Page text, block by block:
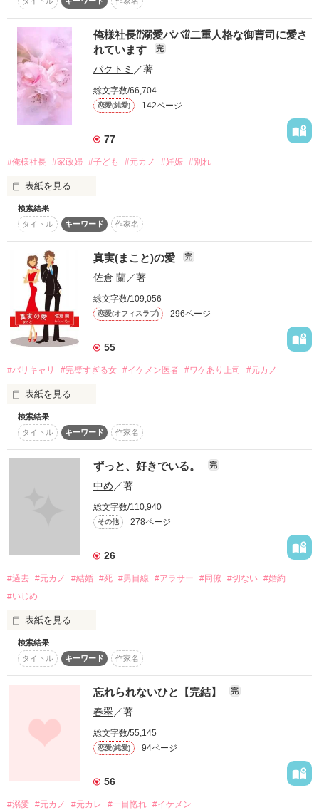
よろしくお願いします。
温かなレビュー、ありがとうございます。
うれしい励ましをいただき、書いてて良かったと思いました。
少しずつですが、、自分の書きたいことを
書き進めていこうと思っています。
これからも、よろしくお願いいたします。
レビューありがとうございます。
夫婦のいろいろな形をこれからも、書いていきたいので
ご感想を参考にさせていただきます。
これからもよろしくお願いいたします。
作品を読む
公開日【2022/09/08】
完結日【2022/10/05】
著者・ayano kosaka
*****　これより　*****
陸（夫）と結婚して
五年の歳月が過ぎ
私達は･････
とても・・・幸せで
そんは·····私達が····
········離れる···なんて･････
·····思っても･･･··
····いなかった······
「76作品目」
完結　致しました。
少しでも違和感や嫌悪感を
感じられましたら
直ぐに退出して下さい。
この内容で
良いと思われる方に
読んで頂けたらと
宜しくお願い致します。
******　これより　******
大好きなおば夫婦を亡くし
大好きだったピアノから
遠ざかってしまった天音
そのため、大学や教授に
迷惑をかけてしまう。
少しでもお役に立てればと
教授より頂いた仕事を受けた。
そこで出会った健人から
求愛されて結婚をする。
健人の父親は、
天音を認めていなかったが、
健人の母の助言で
だが、健人の父親は
自分の友人の娘をと
そこに陰謀が·····
天音を大切に出来なかった健人
悪巧みをする父親の泰人
それに加担する副島父娘
天音の祖母の怒りを買うことに。
作品を読む
俺様社長⁇溺愛パパ⁇二重人格な御曹司に愛さ
れています
完
パクトミ ／著
総文字数/66,704
恋愛(純愛) 142ページ
77
#俺様社長 #家政婦 #子ども #元カノ #妊娠 #別れ
表紙を見る
親友の紹介で3か月間家政婦の仕事を
する事になった
その家は大手会社の社長の家
社長は若く…しかも超が付くほどのイケメン
…しかし
性格に難あり(俺様男子)
3カ月耐えられるか⁇
「俺の事好きになるなよ！」
それが条件
*･゜ﾟ･*:.｡..｡.:*･':.｡. .｡.:*･゜ﾟ･**･゜ﾟ･*:.｡..｡.:*･*:.｡. .｡
バイトで生活している
大友颯大(そうだい)28歳
検索結果
タイトル
キーワード 作家名
真実(まこと)の愛 完
佐倉 蘭／著
総文字数/109,056
恋愛(オフィスラブ) 296ページ
55
#バリキャリ #完璧すぎる女 #イケメン医者 #ワケあり上司 #元カノ
表紙を見る
※「あなたの運命の人に逢わせてあげます」
「昼下がりの情事（よしなしごと）」
「偽装結婚はおさない恋の復活⁉︎」
「お見合いだけど恋することからはじめよう」
のネタバレになるため、気になる方は
そちらを先に読んでからお越しください
※  拙作のおススメ読書順は、プロフの
「公開リスト一覧」をご覧ください
ネット通販会社（株）ステーショナリーネットで
プロダクトデザイナーを担当するバリキャリ
この度生活雑貨部門のロハスライフに新設された
MD課のチームリーダーに抜擢される
さらに
身長167㎝のメリハリボディの麻琴は
なのに……
検索結果
タイトル
キーワード 作家名
ずっと、好きでいる。 完
中め ／著
総文字数/110,940
その他 278ページ
26
#過去 #元カノ #結婚 #死 #男目線 #アラサー #同僚 #切ない #婚約
#いじめ
表紙を見る
可哀想なキミに、同情したんじゃない。
検索結果
タイトル
キーワード 作家名
忘れられないひと【完結】 完
春翠／著
総文字数/55,145
恋愛(純愛) 94ページ
56
#溺愛 #元カノ #元カレ #一目惚れ #イケメン